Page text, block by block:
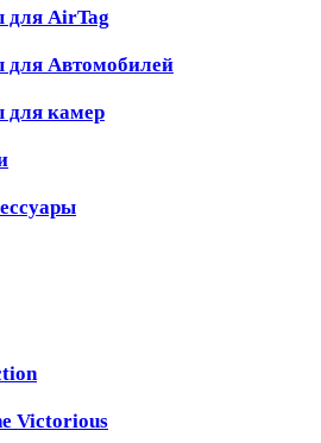
для AirTag
для Автомобилей
для камер
Victorious